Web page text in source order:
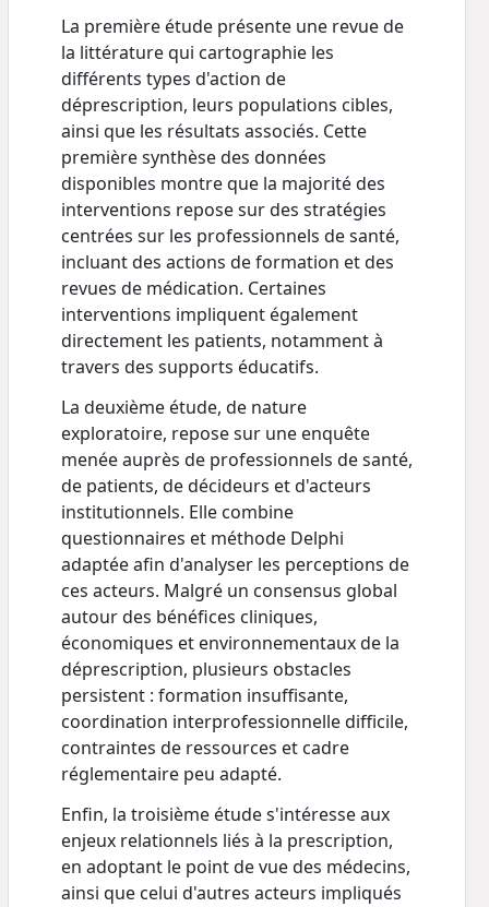
La première étude présente une revue de
la littérature qui cartographie les
différents types d'action de
déprescription, leurs populations cibles,
ainsi que les résultats associés. Cette
première synthèse des données
disponibles montre que la majorité des
interventions repose sur des stratégies
centrées sur les professionnels de santé,
incluant des actions de formation et des
revues de médication. Certaines
interventions impliquent également
directement les patients, notamment à
travers des supports éducatifs.
La deuxième étude, de nature
exploratoire, repose sur une enquête
menée auprès de professionnels de santé,
de patients, de décideurs et d'acteurs
institutionnels. Elle combine
questionnaires et méthode Delphi
adaptée afin d'analyser les perceptions de
ces acteurs. Malgré un consensus global
autour des bénéfices cliniques,
économiques et environnementaux de la
déprescription, plusieurs obstacles
persistent : formation insuffisante,
coordination interprofessionnelle difficile,
contraintes de ressources et cadre
réglementaire peu adapté.
Enfin, la troisième étude s'intéresse aux
enjeux relationnels liés à la prescription,
en adoptant le point de vue des médecins,
ainsi que celui d'autres acteurs impliqués